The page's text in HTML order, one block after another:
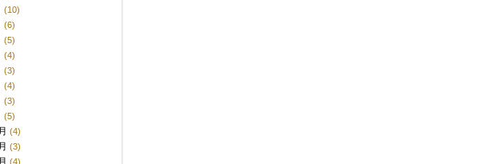
(10)
(6)
(5)
(4)
(3)
(4)
(3)
(5)
(4)
(3)
(4)